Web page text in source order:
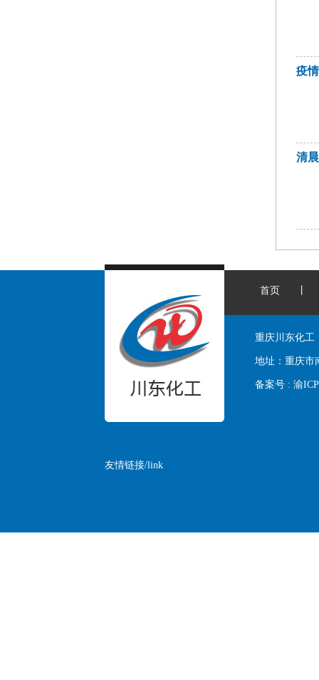
疫
清
首页
重庆川东化工
地址： 重庆市
备案号 : 渝
友情链接/link